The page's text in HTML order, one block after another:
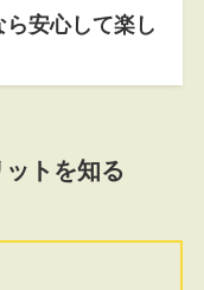
安心して楽し
トを知る